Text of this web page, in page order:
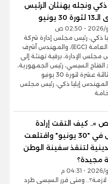
ذكي ونجله يهنئان الرئيس
يونيو
ذكي، رئيس مجلس إدارة شركة
السلام للمقاولات العامة (EGC)، والمهندس أشرف
مجلس الإدارة، برقية تهنئة إلى
السيسي، رئيس الجمهورية،
بمناسبة الذكرى الثالثة عشرة لثورة 30 يونيو
إيليا ذكي، رئيس مجلس
».. كيف التقت إرادة
الشعب والجيش في "30 يونيو" واقتلعت
لتنقذ سفينة الوطن
مجيدة؟
لازمة؟.. ومتى قرر السيسي طرد